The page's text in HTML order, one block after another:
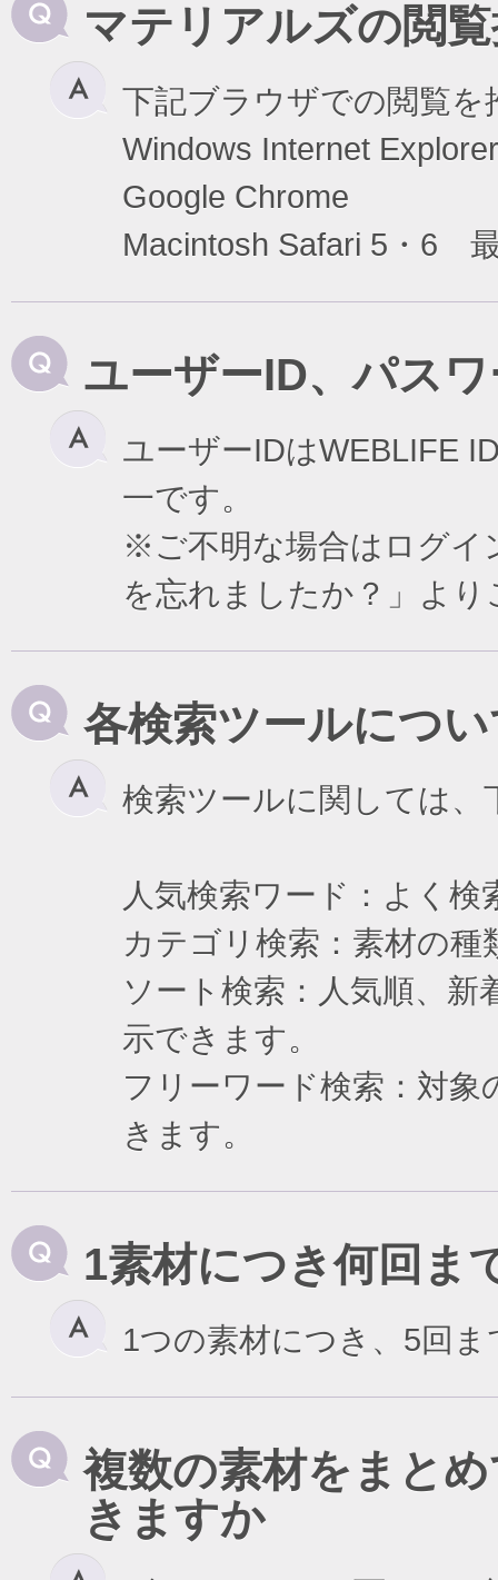
マテリアルズの閲
下記ブラウザでの閲覧を
Windows Internet
Google Chrome
Macintosh Safari 5・6
ユーザーID、パス
ユーザーIDはWEBLIFE
一です。
※ご不明な場合はログイ
を忘れましたか？」よ
各検索ツールにつ
検索ツールに関しては
人気検索ワード：よく
カテゴリ検索：素材の
ソート検索：人気順、
示できます。
フリーワード検索：対
きます。
1素材につき何回ま
1つの素材につき、5回
複数の素材をまと
きますか